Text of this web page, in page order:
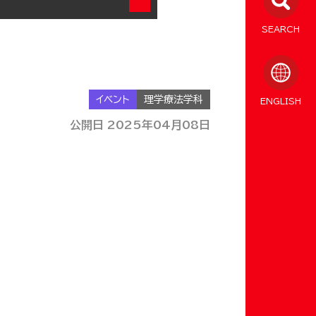
SEARCH
ENGLISH
イベント 理学療法学科
公開日 2025年04月08日